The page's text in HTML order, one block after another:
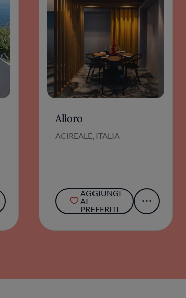
Alloro
ACIREALE, ITALIA
AGGIUNGI
AI
PREFERITI